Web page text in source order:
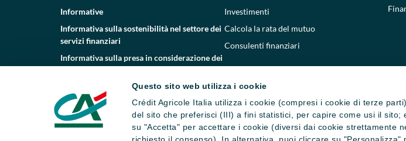
Questo sito web utilizza i cookie
Crédit Agricole Italia utilizza i cookie (compresi i cookie di terze
del sito che preferisci (III) a fini statistici, per capire come usi il
su "Accetta" per accettare i cookie (diversi dai cookie strettamente
Informative
Informativa sulla sostenibilità nel settore dei
servizi finanziari
Informativa sulla presa in considerazione dei
Whistleblowing
Investimenti
Calcola la rata del mutuo
Consulenti finanziari